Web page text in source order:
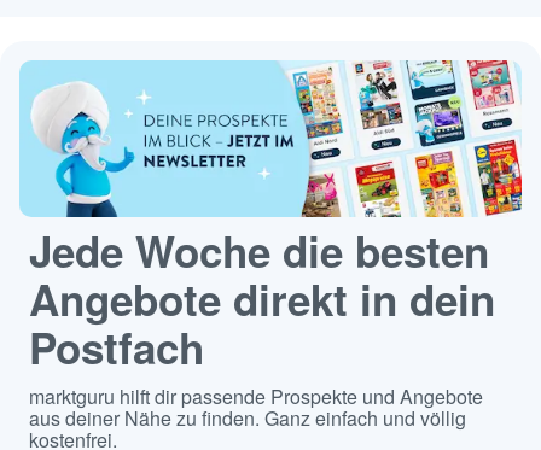
Jede Woche die besten
Angebote direkt in dein
Postfach
marktguru hilft dir passende Prospekte und Angebote
aus deiner Nähe zu finden. Ganz einfach und völlig
kostenfrei.